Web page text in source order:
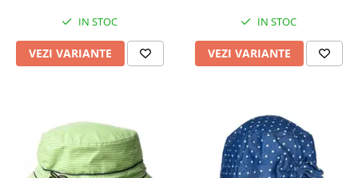
IN STOC
VEZI VARIANTE
IN STOC
VEZI VARIANTE